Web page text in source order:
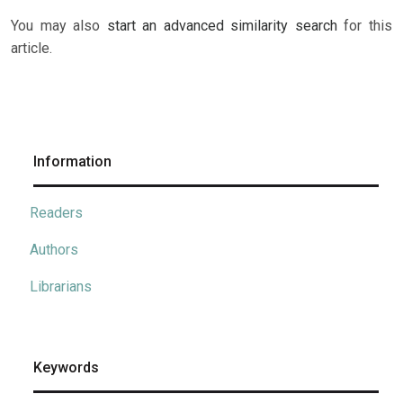
You may also start an advanced similarity searchfor this
article.
Information
Readers
Authors
Librarians
Keywords